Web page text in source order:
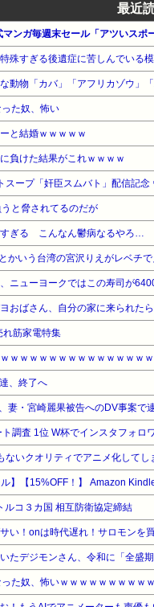
最近
特殊すぎる後遺症に苦しんでいる
動物「カバ」「アフリカゾウ」
った奴、怖い
と結婚ｗｗｗｗｗ
負けた結果がこれｗｗｗｗ
スープ「奸臣スムバト」配信記
と脅されてるのだが
すぎる こんなん鬱病なるやろ…
かいう台湾の宮沢りえがレベチ
ニューヨークではこの寿司が
おばさん、自分の家に来られた
れ筋家電特集
ｗｗｗｗｗｗｗｗｗｗｗｗｗｗ
、終了へ
ないクオリティでアニメ化してし
ルコ３カ国 相互防衛協定締結
い！onは時代遅れ！サロモンを
たデジモンさん、令和に「全盛
った奴、怖いｗｗｗｗｗｗｗｗｗ